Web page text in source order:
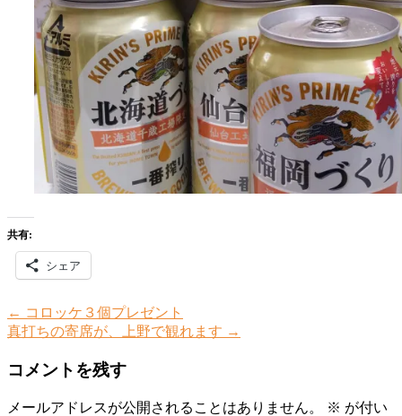
共有:
シェア
← コロッケ３個プレゼント
真打ちの寄席が、上野で観れます →
コメントを残す
メールアドレスが公開されることはありません。 ※ が付い